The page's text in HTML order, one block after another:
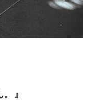
』